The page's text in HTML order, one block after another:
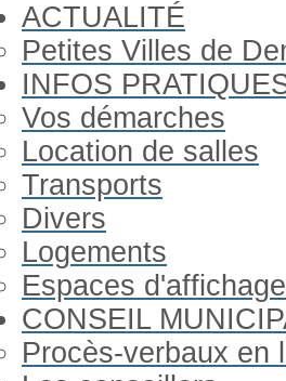
ACTUALITÉ
Petites Villes de
INFOS
Vos démarches
Location de salles
Transports
Divers
Logements
Espaces d'affichage
CONSEIL
Procès-verbaux en